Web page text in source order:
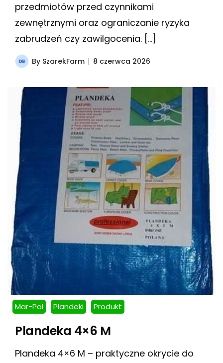
przedmiotów przed czynnikami
zewnętrznymi oraz ograniczanie ryzyka
zabrudzeń czy zawilgocenia. […]
By SzarekFarm 8 czerwca 2026
Mar-Pol Plandeki Produkt
Plandeka 4×6 M
Plandeka 4×6 M – praktyczne okrycie do